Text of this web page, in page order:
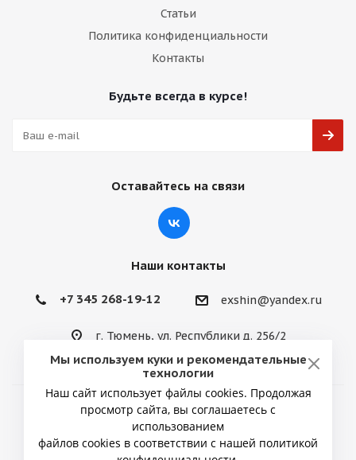
Статьи
Политика конфиденциальности
Контакты
Будьте всегда в курсе!
Оставайтесь на связи
Наши контакты
+7 345 268-19-12 exshin@yandex.ru
г. Тюмень, ул. Республики д. 256/2
2026 © ИП Снытко Юрий Викторович
Мы используем куки и рекомендательные
технологии
Наш сайт использует файлы cookies. Продолжая
просмотр сайта, вы соглашаетесь с
использованием
файлов cookies в соответствии с нашей политикой